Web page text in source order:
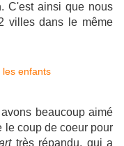
C'est ainsi que nous
villes dans le même
beaucoup aimé
le coup de coeur pour
très répandu, qui a